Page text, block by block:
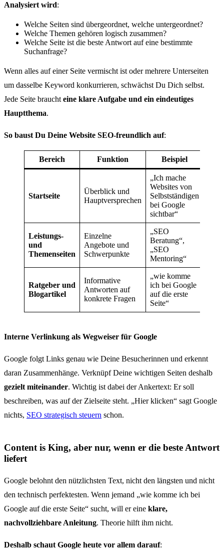
Analysiert wird:
Welche Seiten sind übergeordnet, welche untergeordnet?
Welche Themen gehören logisch zusammen?
Welche Seite ist die beste Antwort auf eine bestimmte
Suchanfrage?
Wenn alles auf einer Seite vermischt ist oder mehrere Unterseiten
um dasselbe Keyword konkurrieren, schwächst Du Dich selbst.
Jede Seite braucht eine klare Aufgabe und ein eindeutiges
Hauptthema.
So baust Du Deine Website SEO-freundlich auf:
Bereich Funktion Beispiel
Startseite
Überblick und
Hauptversprechen
„Ich mache
Websites von
Selbstständigen
bei Google
sichtbar“
Leistungs-
und
Themenseiten
Einzelne
Angebote und
Schwerpunkte
„SEO
Beratung“,
„SEO
Mentoring“
Ratgeber und
Blogartikel
Informative
Antworten auf
konkrete Fragen
„wie komme
ich bei Google
auf die erste
Seite“
Interne Verlinkung als Wegweiser für Google
Google folgt Links genau wie Deine Besucherinnen und erkennt
daran Zusammenhänge. Verknüpf Deine wichtigen Seiten deshalb
gezielt miteinander. Wichtig ist dabei der Ankertext: Er soll
beschreiben, was auf der Zielseite steht. „Hier klicken“ sagt Google
nichts, SEO strategisch steuern schon.
Content is King, aber nur, wenn er die beste Antwort
liefert
Google belohnt den nützlichsten Text, nicht den längsten und nicht
den technisch perfektesten. Wenn jemand „wie komme ich bei
Google auf die erste Seite“ sucht, will er eine klare,
nachvollziehbare Anleitung. Theorie hilft ihm nicht.
Deshalb schaut Google heute vor allem darauf: